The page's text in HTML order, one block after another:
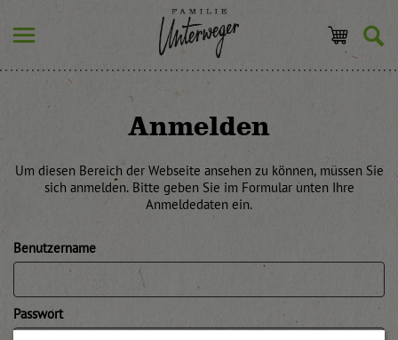
Anmelden
Um diesen Bereich der Webseite ansehen zu können, müssen Sie
sich anmelden. Bitte geben Sie im Formular unten Ihre
Anmeldedaten ein.
Benutzername
Passwort